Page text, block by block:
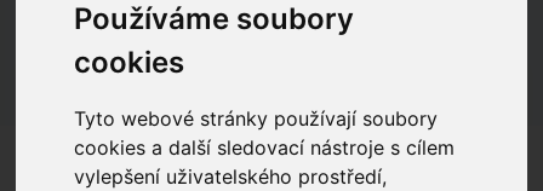
Používáme soubory
cookies
Tyto webové stránky používají soubory
cookies a další sledovací nástroje s cílem
vylepšení uživatelského prostředí,
vás úplně dostaly
Anna Procházková 8 min 15.7.2025